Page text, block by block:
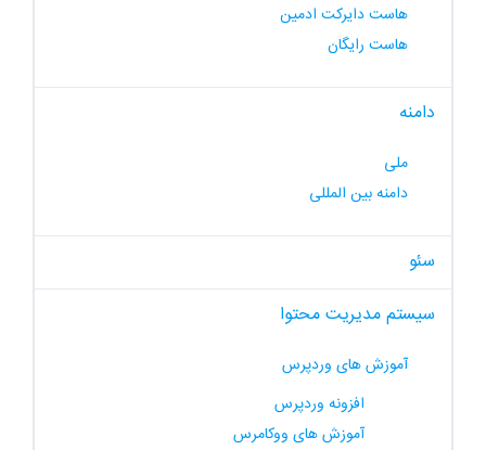
هاست دایرکت ادمین
هاست رایگان
دامنه
ملی
دامنه بین المللی
سئو
سیستم مدیریت محتوا
آموزش های وردپرس
افزونه وردپرس
آموزش های ووکامرس